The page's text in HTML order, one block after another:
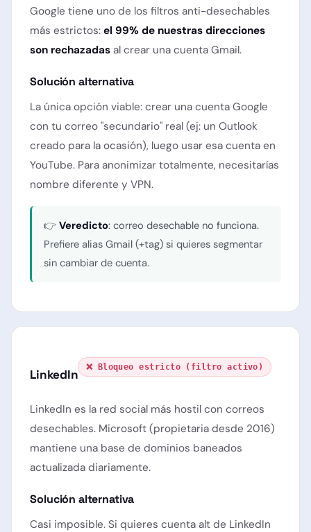
Google tiene uno de los filtros anti-desechables
más estrictos:el 99% de nuestras direcciones
son rechazadas al crear una cuenta Gmail.
Solución alternativa
La única opción viable: crear una cuenta Google
con tu correo "secundario" real (ej: un Outlook
creado para la ocasión), luego usar esa cuenta en
YouTube. Para anonimizar totalmente, necesitarías
nombre diferente y VPN.
👉Veredicto: correo desechable no funciona.
Prefiere alias Gmail (+tag) si quieres segmentar
sin cambiar de cuenta.
LinkedIn
❌ Bloqueo estricto (filtro activo)
LinkedIn es la red social más hostil con correos
desechables. Microsoft (propietaria desde 2016)
mantiene una base de dominios baneados
actualizada diariamente.
Solución alternativa
Casi imposible. Si quieres cuenta alt de LinkedIn